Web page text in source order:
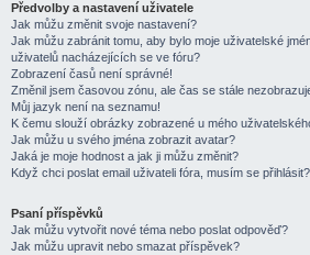
Předvolby a nastavení uživatele
Jak můžu změnit svoje nastavení?
Jak můžu zabránit tomu, aby bylo moje uživatelské
uživatelů nacházejících se ve fóru?
Zobrazení časů není správné!
Změnil jsem časovou zónu, ale čas se stále
Můj jazyk není na seznamu!
K čemu slouží obrázky zobrazené u mého
Jak můžu u svého jména zobrazit avatar?
Jaká je moje hodnost a jak ji můžu změnit?
Když chci poslat email uživateli fóra, musím se přihlásit?
Psaní příspěvků
Jak můžu vytvořit nové téma nebo poslat odpověď?
Jak můžu upravit nebo smazat příspěvek?